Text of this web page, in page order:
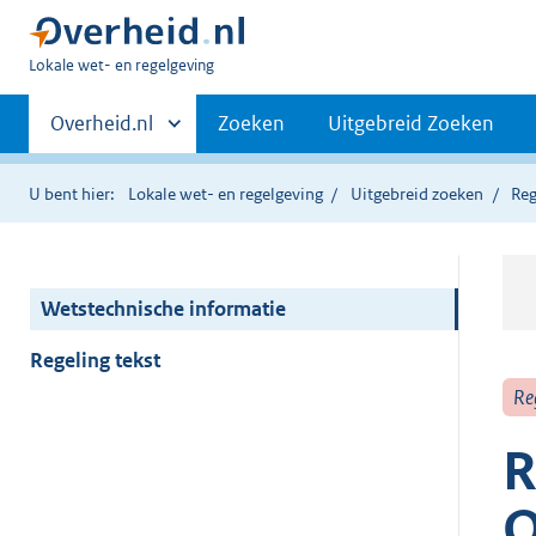
U
hier:
Lokale wet- en regelgeving
Primaire
navigatie
Andere
sites
binnen
Overheid.nl Zoeken Uitgebreid Zoeken
U bent hier: Lokale wet- en regelgeving Uitgebreid zoeken
Wetstechnische informatie
Regeling tekst